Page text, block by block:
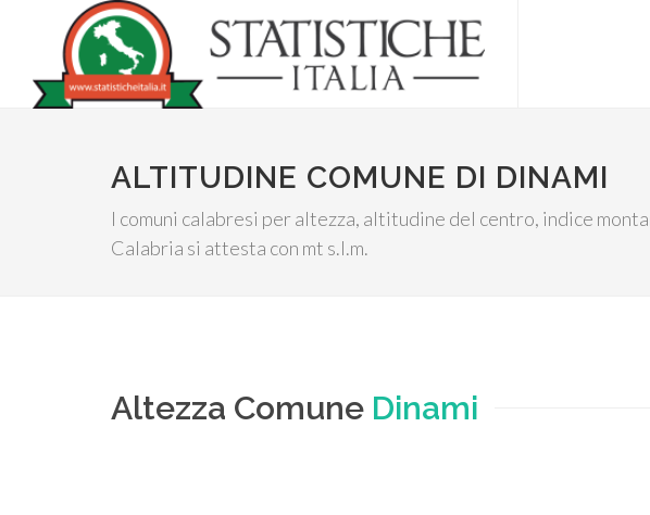
ALTITUDINE COMUNE DI DINAMI
I comuni calabresi per altezza, altitudine del centro, indice
Calabria si attesta con mt s.l.m.
Altezza Comune Dinami